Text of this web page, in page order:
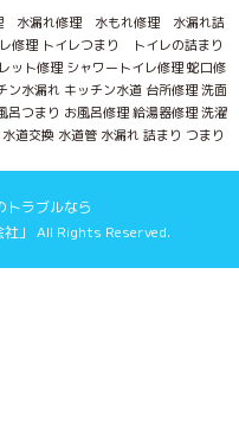
水漏れ修理 水もれ修理 水漏れ詰
理 トイレつまり トイレの詰まり
ット修理 シャワートイレ修理 蛇口修
ン水漏れ キッチン水道 台所修理 洗面
呂つまり お風呂修理 給湯器修理 洗濯
道交換 水道管 水漏れ 詰まり つまり
ラブルなら
」 All Rights Reserved.